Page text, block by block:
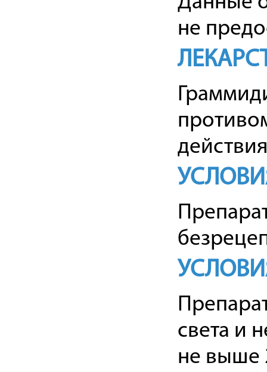
не
света и
не выше